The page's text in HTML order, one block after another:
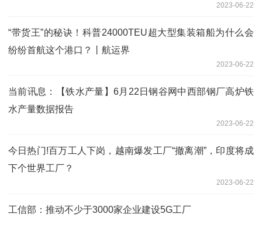
2023-06-22
“带货王”的秘诀！科普24000TEU超大型集装箱船为什么会
纷纷首航这个港口？丨航运界
2023-06-22
当前讯息：【铁水产量】6月22日钢谷网中西部钢厂高炉铁
水产量数据报告
2023-06-22
今日热门!百万工人下岗，越南爆发工厂“撤离潮”，印度将成
下个世界工厂？
2023-06-22
工信部：推动不少于3000家企业建设5G工厂